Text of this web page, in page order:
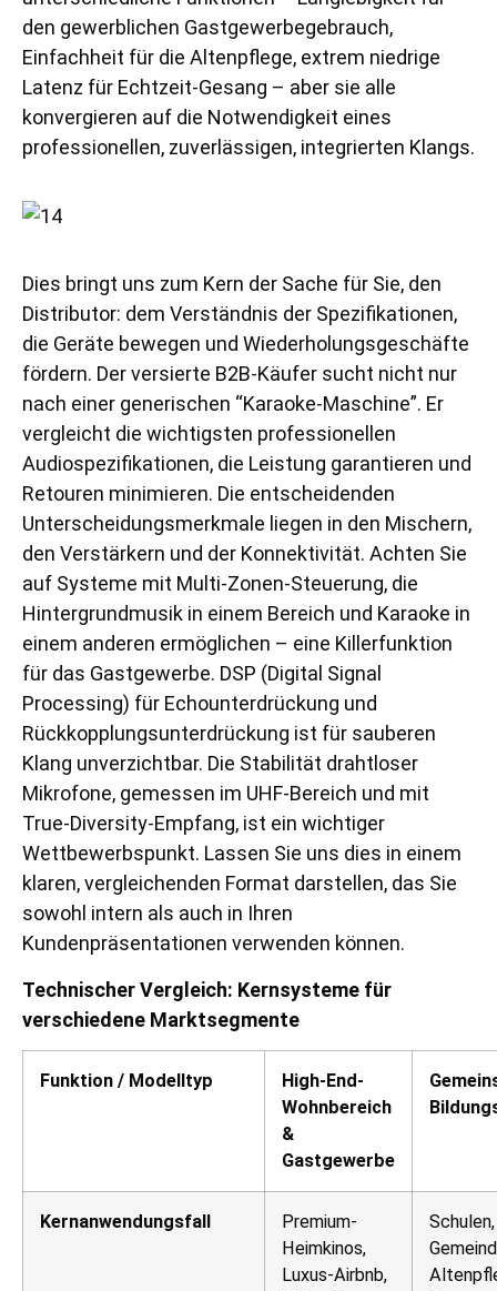
den gewerblichen Gastgewerbegebrauch,
Einfachheit für die Altenpflege, extrem niedrige
Latenz für Echtzeit-Gesang – aber sie alle
konvergieren auf die Notwendigkeit eines
professionellen, zuverlässigen, integrierten Klangs.
Dies bringt uns zum Kern der Sache für Sie, den
Distributor: dem Verständnis der Spezifikationen,
die Geräte bewegen und Wiederholungsgeschäfte
fördern. Der versierte B2B-Käufer sucht nicht nur
nach einer generischen “Karaoke-Maschine”. Er
vergleicht die wichtigsten professionellen
Audiospezifikationen, die Leistung garantieren und
Retouren minimieren. Die entscheidenden
Unterscheidungsmerkmale liegen in den Mischern,
den Verstärkern und der Konnektivität. Achten Sie
auf Systeme mit Multi-Zonen-Steuerung, die
Hintergrundmusik in einem Bereich und Karaoke in
einem anderen ermöglichen – eine Killerfunktion
für das Gastgewerbe. DSP (Digital Signal
Processing) für Echounterdrückung und
Rückkopplungsunterdrückung ist für sauberen
Klang unverzichtbar. Die Stabilität drahtloser
Mikrofone, gemessen im UHF-Bereich und mit
True-Diversity-Empfang, ist ein wichtiger
Wettbewerbspunkt. Lassen Sie uns dies in einem
klaren, vergleichenden Format darstellen, das Sie
sowohl intern als auch in Ihren
Kundenpräsentationen verwenden können.
Technischer Vergleich: Kernsysteme für
verschiedene Marktsegmente
Funktion / Modelltyp
High-End-
Wohnbereich
&
Gastgewerbe
Kernanwendungsfall
Premium-
Heimkinos,
Luxus-Airbnb,
Schulen,